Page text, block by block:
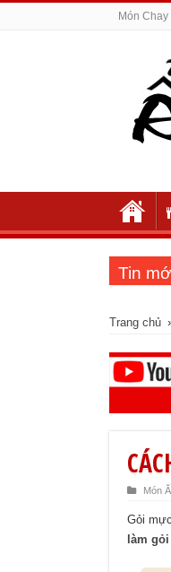
Món
Tin
Trang chủ
Món
Gỏi
làm